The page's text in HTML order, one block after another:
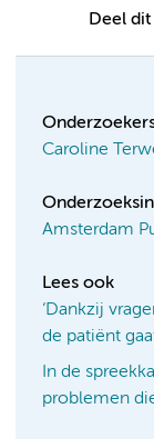
Deel dit
Caroline
Amsterdam
Lees ook
‘Dankzij
de patiënt
In de
problemen